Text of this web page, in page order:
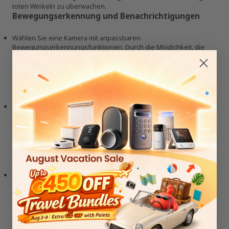
toten Winkeln zu überwachen.
Bewegungserkennung und Benachrichtigungen
Wählen Sie eine Kamera mit anpassbaren
Bewegungserkennungsfunktionen. Durch die Möglichkeit, die
Aktivitäten informiert.
Zwei-Wege-Kommunikation
Kameras mit Gegensprechfunktion, wie beispielsweise die
Schwenk-/Neigekamera, ermöglichen die Kommunikation mit
Personen im Raum. Diese Funktion ist nützlich für die
Heimüberwachung oder die Interaktion mit Familienmitgliedern
und Haustieren.
Integration und Kompatibilität
Stellen Sie sicher, dass die Kamera mit Ihrem bestehenden Smart-
Home-System kompatibel ist. Achten Sie auf Kameras, die mit
gängigen Sprachassistenten wie Alexa funktionieren,
beispielsweise die SwitchBot-Kameras, um eine nahtlose
Integration zu gewährleisten.
Datenschutzfunktionen